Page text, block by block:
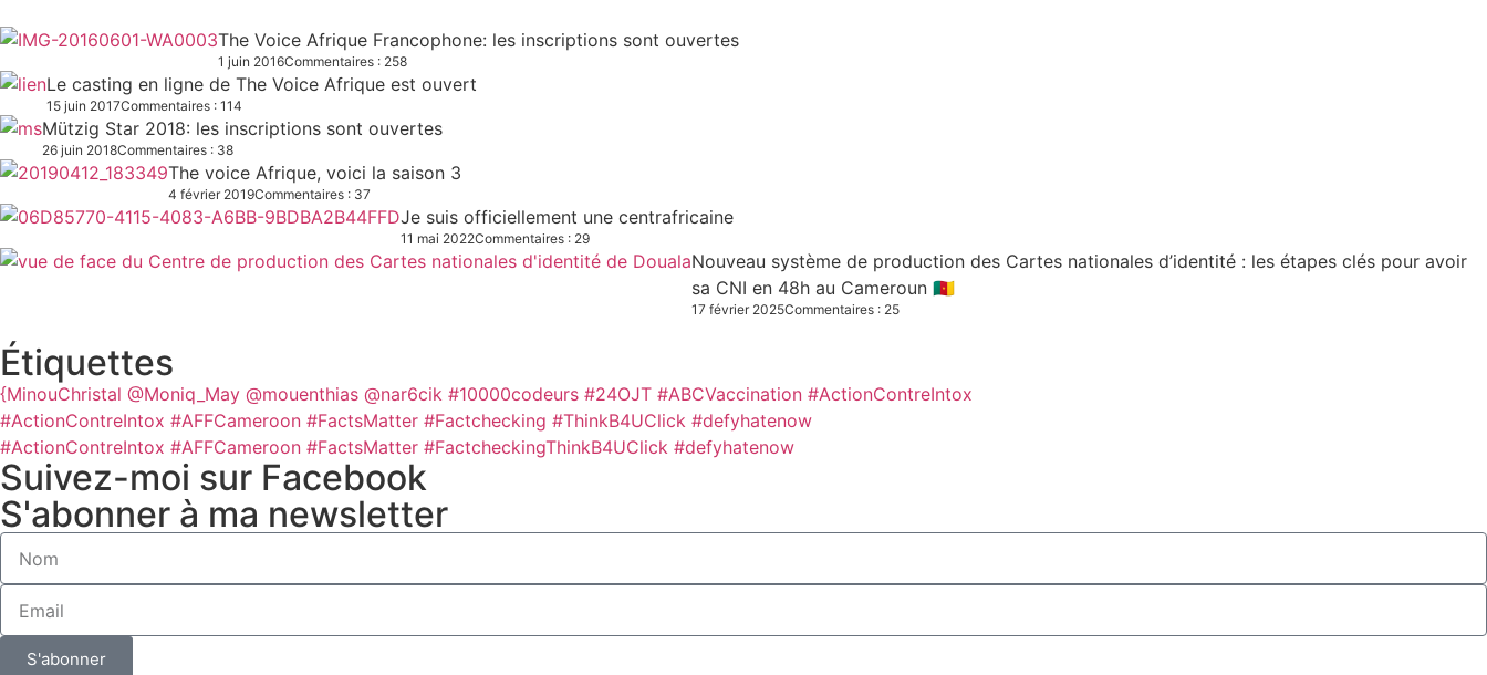
The Voice Afrique Francophone: les inscriptions sont ouvertes
1 juin 2016Commentaires : 258
Le casting en ligne de The Voice Afrique est ouvert
15 juin 2017Commentaires : 114
Mützig Star 2018: les inscriptions sont ouvertes
26 juin 2018Commentaires : 38
The voice Afrique, voici la saison 3
4 février 2019Commentaires : 37
Je suis officiellement une centrafricaine
11 mai 2022Commentaires : 29
Nouveau système de production des Cartes nationales d’identité : les étapes clés pour avoir
sa CNI en 48h au Cameroun 🇨🇲
17 février 2025Commentaires : 25
Étiquettes
{MinouChristal @Moniq_May @mouenthias @nar6cik #10000codeurs #24OJT #ABCVaccination #ActionContreIntox
#ActionContreIntox #AFFCameroon #FactsMatter #Factchecking #ThinkB4UClick #defyhatenow
#ActionContreIntox #AFFCameroon #FactsMatter #FactcheckingThinkB4UClick #defyhatenow
Suivez-moi sur Facebook
S'abonner à ma newsletter
S'abonner